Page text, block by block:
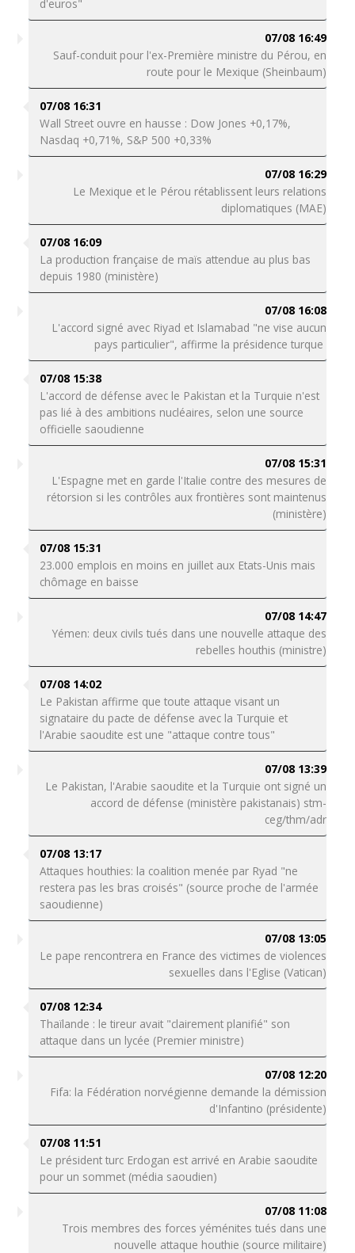
d'euros"
07/08 16:49
Sauf-conduit pour l'ex-Première ministre du Pérou, en
route pour le Mexique (Sheinbaum)
07/08 16:31
Wall Street ouvre en hausse : Dow Jones +0,17%,
Nasdaq +0,71%, S&P 500 +0,33%
07/08 16:29
Le Mexique et le Pérou rétablissent leurs relations
diplomatiques (MAE)
07/08 16:09
La production française de maïs attendue au plus bas
depuis 1980 (ministère)
07/08 16:08
L'accord signé avec Riyad et Islamabad "ne vise aucun
pays particulier", affirme la présidence turque
07/08 15:38
L'accord de défense avec le Pakistan et la Turquie n'est
pas lié à des ambitions nucléaires, selon une source
officielle saoudienne
07/08 15:31
L'Espagne met en garde l'Italie contre des mesures de
rétorsion si les contrôles aux frontières sont maintenus
(ministère)
07/08 15:31
23.000 emplois en moins en juillet aux Etats-Unis mais
chômage en baisse
07/08 14:47
Yémen: deux civils tués dans une nouvelle attaque des
rebelles houthis (ministre)
07/08 14:02
Le Pakistan affirme que toute attaque visant un
signataire du pacte de défense avec la Turquie et
l'Arabie saoudite est une "attaque contre tous"
07/08 13:39
Le Pakistan, l'Arabie saoudite et la Turquie ont signé un
accord de défense (ministère pakistanais) stm-
ceg/thm/adr
07/08 13:17
Attaques houthies: la coalition menée par Ryad "ne
restera pas les bras croisés" (source proche de l'armée
saoudienne)
07/08 13:05
Le pape rencontrera en France des victimes de violences
sexuelles dans l'Eglise (Vatican)
07/08 12:34
Thaïlande : le tireur avait "clairement planifié" son
attaque dans un lycée (Premier ministre)
07/08 12:20
Fifa: la Fédération norvégienne demande la démission
d'Infantino (présidente)
07/08 11:51
Le président turc Erdogan est arrivé en Arabie saoudite
pour un sommet (média saoudien)
07/08 11:08
Trois membres des forces yéménites tués dans une
nouvelle attaque houthie (source militaire)